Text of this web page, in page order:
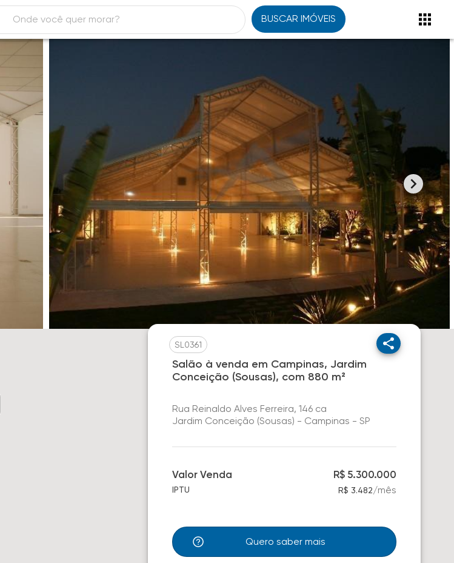
BUSCAR IMÓVEIS
SL0361
Salão à venda em Campinas, Jardim
Conceição (Sousas), com 880 m²
Rua Reinaldo Alves Ferreira, 146 ca
Jardim Conceição (Sousas) - Campinas - SP
Valor Venda R$ 5.300.000
IPTU R$ 3.482/mês
Quero saber mais